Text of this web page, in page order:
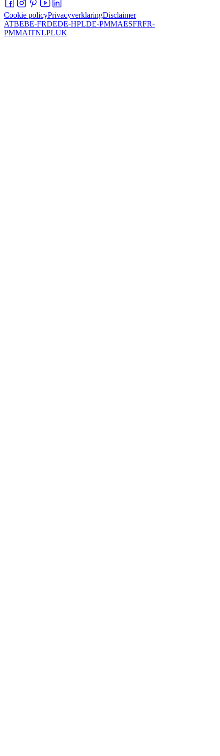
Cookie policyPrivacyverklaringDisclaimer
ATBEBE-FRDEDE-HPLDE-PMMAESFRFR-
PMMAITNLPLUK